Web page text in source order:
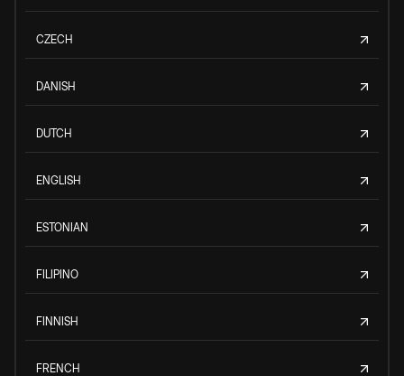
CZECH
DANISH
DUTCH
ENGLISH
ESTONIAN
FILIPINO
FINNISH
FRENCH